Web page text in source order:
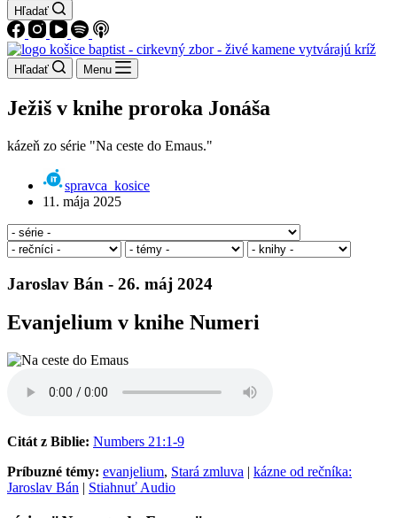
Hľadať
Hľadať Menu
Ježiš v knihe proroka Jonáša
kázeň zo série "Na ceste do Emaus."
spravca_kosice
11. mája 2025
Jaroslav Bán - 26. máj 2024
Evanjelium v knihe Numeri
Citát z Biblie: Numbers 21:1-9
Príbuzné témy: evanjelium, Stará zmluva | kázne od rečníka:
Jaroslav Bán | Stiahnuť Audio